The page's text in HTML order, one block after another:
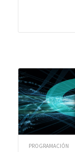
PROGRAMACIÓN